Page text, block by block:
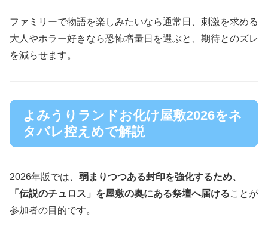
ファミリーで物語を楽しみたいなら通常日、刺激を求める
大人やホラー好きなら恐怖増量日を選ぶと、期待とのズレ
を減らせます。
よみうりランドお化け屋敷2026をネ
タバレ控えめで解説
2026年版では、 弱まりつつある封印を強化するため、
「伝説のチュロス」を屋敷の奥にある祭壇へ届けることが
参加者の目的です。